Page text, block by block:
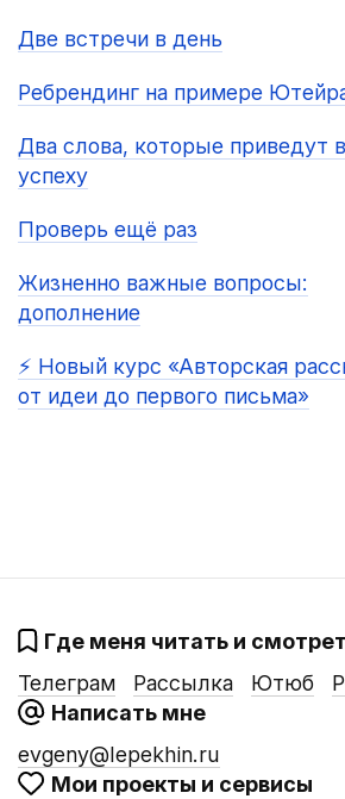
Две встречи в день
Ребрендинг на примере
Два слова, которые приведут
успеху
Проверь ещё раз
Жизненно важные вопросы:
дополнение
⚡️️ Новый курс «Авторская
от идеи до первого письма»
Где меня читать и
Телеграм
Рассылка Ютюб
Написать мне
evgeny@lepekhin.ru
Мои проекты и сервисы